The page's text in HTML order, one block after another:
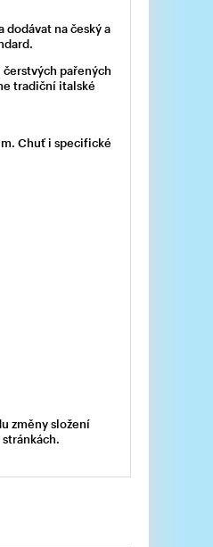
na český a
pařených
tradiční italské
Chuť i specifické
změny složení